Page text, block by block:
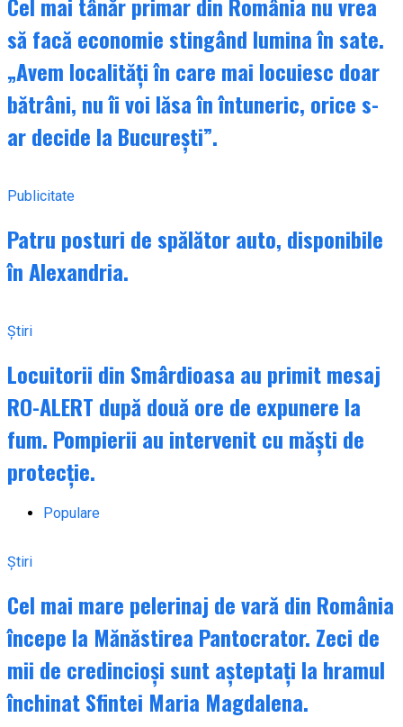
să facă economie stingând lumina în sate.
„Avem localități în care mai locuiesc doar
bătrâni, nu îi voi lăsa în întuneric, orice s-
ar decide la București”.
Publicitate
Patru posturi de spălător auto, disponibile
în Alexandria.
Știri
Locuitorii din Smârdioasa au primit mesaj
RO-ALERT după două ore de expunere la
fum. Pompierii au intervenit cu măști de
protecție.
Populare
Știri
Cel mai mare pelerinaj de vară din România
începe la Mănăstirea Pantocrator. Zeci de
mii de credincioși sunt așteptați la hramul
închinat Sfintei Maria Magdalena.